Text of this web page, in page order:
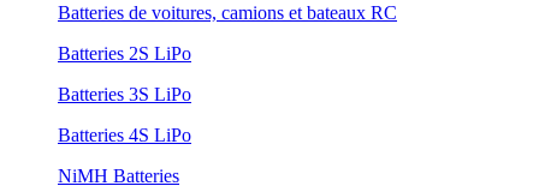
Batteries de voitures, camions et bateaux RC
Batteries 2S LiPo
Batteries 3S LiPo
Batteries 4S LiPo
NiMH Batteries